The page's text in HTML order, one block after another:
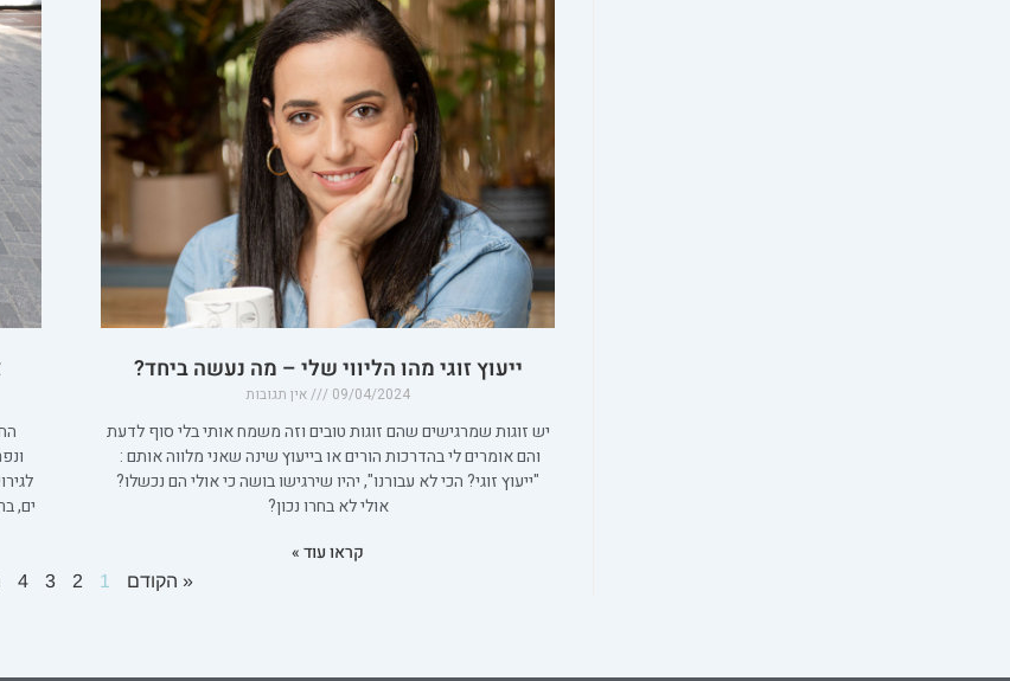
ייעוץ זוגי מהו הליווי שלי – מה נעשה ביחד?
09/04/2024 אין תגובות
יש זוגות שמרגישים שהם זוגות טובים וזה משמח אותי בלי סוף לדעת
והם אומרים לי בהדרכות הורים או בייעוץ שינה שאני מלווה אותם :
"ייעוץ זוגי? הכי לא עבורנו", יהיו שירגישו בושה כי אולי הם נכשלו?
אולי לא בחרו נכון?
קראו עוד »
ים,
« הקודם 1
2
3
4